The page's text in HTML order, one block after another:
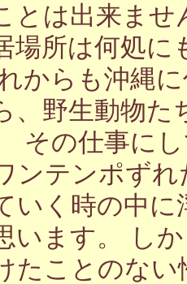
とは出来ま
場所は何処
からも沖縄
、野生動物
その仕事に
ンテンポず
いく時の中
います。 し
たことのな